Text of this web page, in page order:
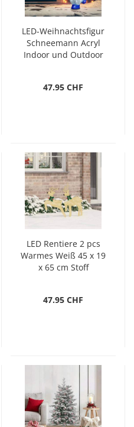
LED-Weihnachtsfigur
Schneemann Acryl
Indoor und Outdoor
47.95 CHF
LED Rentiere 2 pcs
Warmes Weiß 45 x 19
x 65 cm Stoff
47.95 CHF